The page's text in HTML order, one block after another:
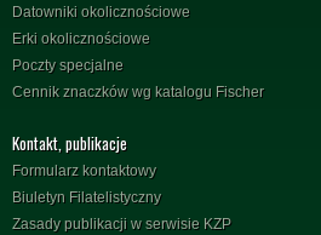
Datowniki okolicznościowe
Erki okolicznościowe
Poczty specjalne
Cennik znaczków wg katalogu Fischer
Kontakt, publikacje
Formularz kontaktowy
Biuletyn Filatelistyczny
Zasady publikacji w serwisie KZP